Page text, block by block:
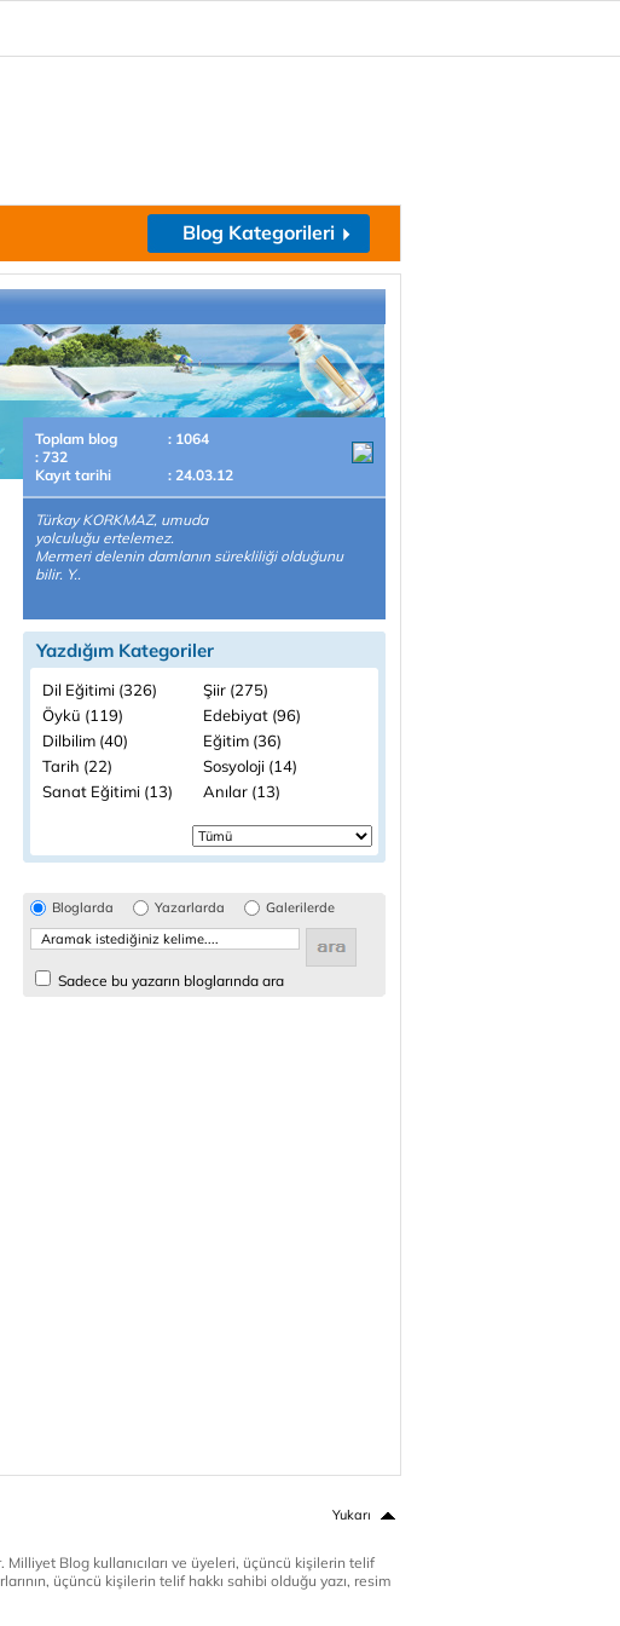
Blog Kategorileri
Toplam blog
: 1064
: 732
Kayıt tarihi
: 24.03.12
Türkay KORKMAZ, umuda
yolculuğu ertelemez.
Mermeri delenin damlanın sürekliliği olduğunu
bilir. Y..
Yazdığım Kategoriler
Dil Eğitimi (326)
Şiir (275)
Öykü (119)
Edebiyat (96)
Dilbilim (40)
Eğitim (36)
Tarih (22)
Sosyoloji (14)
Sanat Eğitimi (13)
Anılar (13)
Bloglarda Yazarlarda Galerilerde
Sadece bu yazarın bloglarında ara
Yukarı
Blog kullanıcıları ve üyeleri, üçüncü kişilerin telif
üçüncü kişilerin telif hakkı sahibi olduğu yazı, resim